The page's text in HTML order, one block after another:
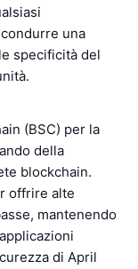
una
specificità del
(BSC) per la
della
blockchain.
offrire alte
mantenendo
di April